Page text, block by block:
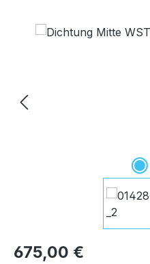
Bildergalerie überspringen
Regulärer Preis:
675,00 €